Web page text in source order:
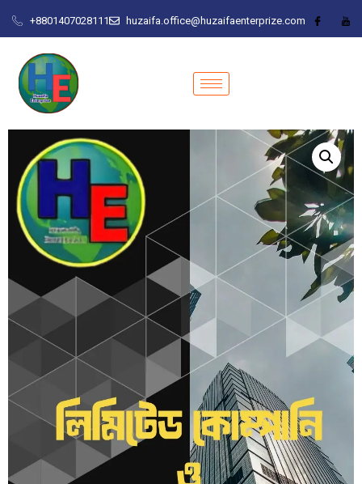
+8801407028111 huzaifa.office@huzaifaenterprize.com